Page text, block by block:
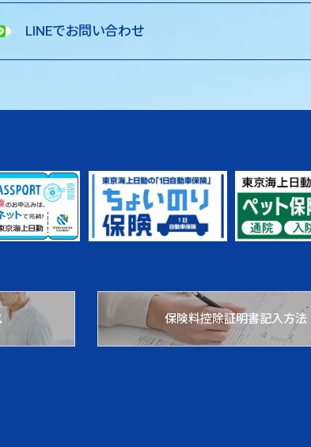
LINEでお問い合わせ
保険料控除証明書記入方法